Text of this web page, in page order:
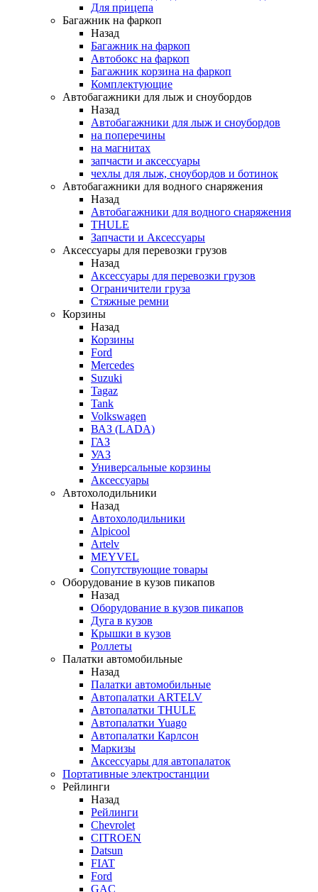
Для прицепа
Багажник на фаркоп
Назад
Багажник на фаркоп
Автобокс на фаркоп
Багажник корзина на фаркоп
Комплектующие
Автобагажники для лыж и сноубордов
Назад
Автобагажники для лыж и сноубордов
на поперечины
на магнитах
запчасти и аксессуары
чехлы для лыж, сноубордов и ботинок
Автобагажники для водного снаряжения
Назад
Автобагажники для водного снаряжения
THULE
Запчасти и Аксессуары
Аксессуары для перевозки грузов
Назад
Аксессуары для перевозки грузов
Ограничители груза
Стяжные ремни
Корзины
Назад
Корзины
Ford
Mercedes
Suzuki
Tagaz
Tank
Volkswagen
ВАЗ (LADA)
ГАЗ
УАЗ
Универсальные корзины
Аксессуары
Автохолодильники
Назад
Автохолодильники
Alpicool
Artelv
MEYVEL
Сопутствующие товары
Оборудование в кузов пикапов
Назад
Оборудование в кузов пикапов
Дуга в кузов
Крышки в кузов
Роллеты
Палатки автомобильные
Назад
Палатки автомобильные
Автопалатки ARTELV
Автопалатки THULE
Автопалатки Yuago
Автопалатки Карлсон
Маркизы
Аксессуары для автопалаток
Портативные электростанции
Рейлинги
Назад
Рейлинги
Chevrolet
CITROEN
Datsun
FIAT
Ford
GAC